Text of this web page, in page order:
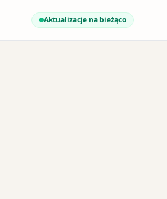
Aktualizacje na bieżąco